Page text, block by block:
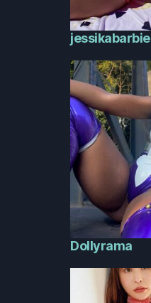
jessikabarbie
Dollyrama